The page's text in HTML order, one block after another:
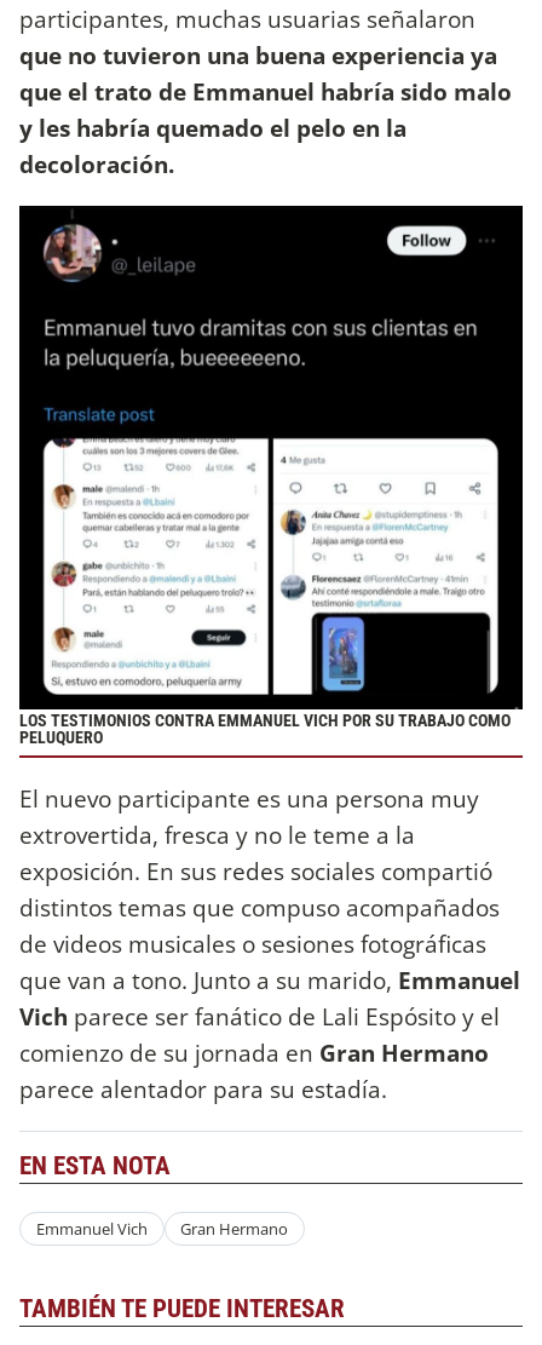
participantes, muchas usuarias señalaron
que no tuvieron una buena experiencia ya
que el trato de Emmanuel habría sido malo
y les habría quemado el pelo en la
decoloración.
LOS TESTIMONIOS CONTRA EMMANUEL VICH POR SU TRABAJO COMO
PELUQUERO
El nuevo participante es una persona muy
extrovertida, fresca y no le teme a la
exposición. En sus redes sociales compartió
distintos temas que compuso acompañados
de videos musicales o sesiones fotográficas
que van a tono. Junto a su marido, Emmanuel
Vich parece ser fanático de Lali Espósito y el
comienzo de su jornada en Gran Hermano
parece alentador para su estadía.
EN ESTA NOTA
Emmanuel Vich Gran Hermano
TAMBIÉN TE PUEDE INTERESAR